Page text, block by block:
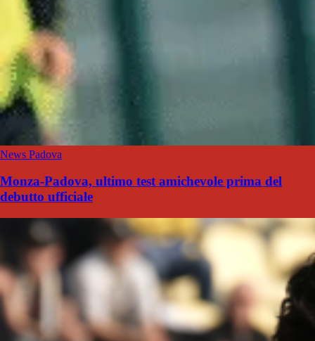
News Padova
Monza-Padova, ultimo test amichevole prima del
debutto ufficiale